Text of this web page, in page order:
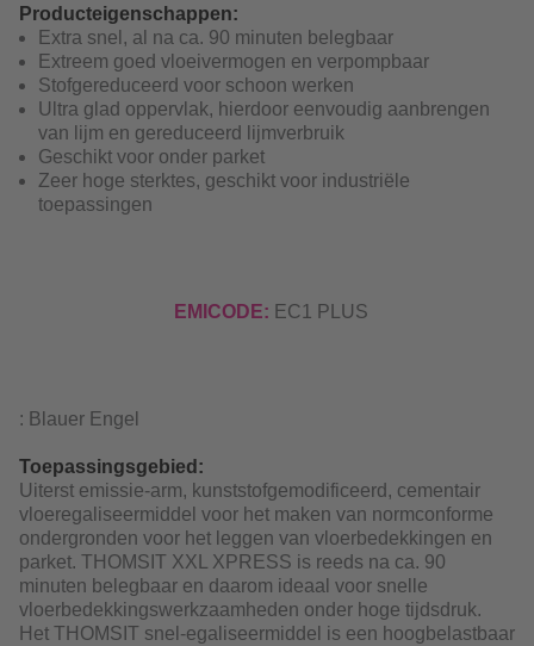
Producteigenschappen:
Extra snel, al na ca. 90 minuten belegbaar
Extreem goed vloeivermogen en verpompbaar
Stofgereduceerd voor schoon werken
Ultra glad oppervlak, hierdoor eenvoudig aanbrengen
van lijm en gereduceerd lijmverbruik
Geschikt voor onder parket
Zeer hoge sterktes, geschikt voor industriële
toepassingen
EMICODE: EC1 PLUS
: Blauer Engel
Toepassingsgebied:
Uiterst emissie-arm, kunststofgemodificeerd, cementair
vloeregaliseermiddel voor het maken van normconforme
ondergronden voor het leggen van vloerbedekkingen en
parket. THOMSIT XXL XPRESS is reeds na ca. 90
minuten belegbaar en daarom ideaal voor snelle
vloerbedekkingswerkzaamheden onder hoge tijdsdruk.
Het THOMSIT snel-egaliseermiddel is een hoogbelastbaar